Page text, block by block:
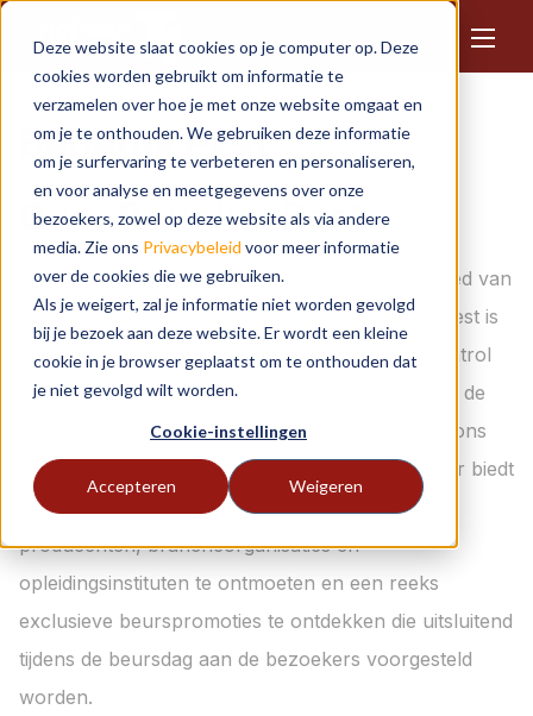
Deze website slaat cookies op je computer op. Deze
cookies worden gebruikt om informatie te
verzamelen over hoe je met onze website omgaat en
om je te onthouden. We gebruiken deze informatie
om je surfervaring te verbeteren en personaliseren,
en voor analyse en meetgegevens over onze
bezoekers, zowel op deze website als via andere
media. Zie ons Privacybeleid voor meer informatie
over de cookies die we gebruiken.
Als je weigert, zal je informatie niet worden gevolgd
bij je bezoek aan deze website. Er wordt een kleine
cookie in je browser geplaatst om te onthouden dat
je niet gevolgd wilt worden.
Cookie-instellingen
Accepteren Weigeren
Benelux Pest
Over Benelux Pest
BENELUX PEST: dé vakbeurs bij uitstek op gebied van
plaagdierpreventie en -bestrijding. De Benelux Pest is
een niet te missen evenement voor alle Pest Control
Professionals die op de hoogte willen blijven van de
laatste nieuwe trends en ontwikkelingen binnen ons
vakgebied. Deze vakbeurs met internationale flair biedt
u de gelegenheid om collega-professionals,
producenten, brancheorganisaties en
opleidingsinstituten te ontmoeten en een reeks
exclusieve beurspromoties te ontdekken die uitsluitend
tijdens de beursdag aan de bezoekers voorgesteld
worden.